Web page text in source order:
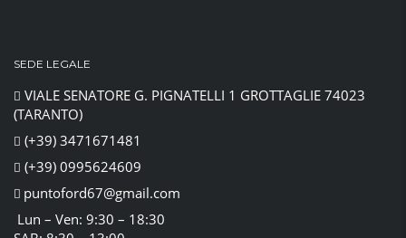
SEDE LEGALE
VIALE SENATORE G. PIGNATELLI 1 GROTTAGLIE 74023
(TARANTO)
(+39) 3471671481
(+39) 0995624609
puntoford67@gmail.com
Lun – Ven: 9:30 – 18:30